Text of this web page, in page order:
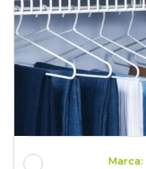
Marca: